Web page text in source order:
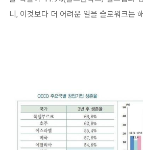
니, 이것보다 더 어려운 일을 슬로워크는